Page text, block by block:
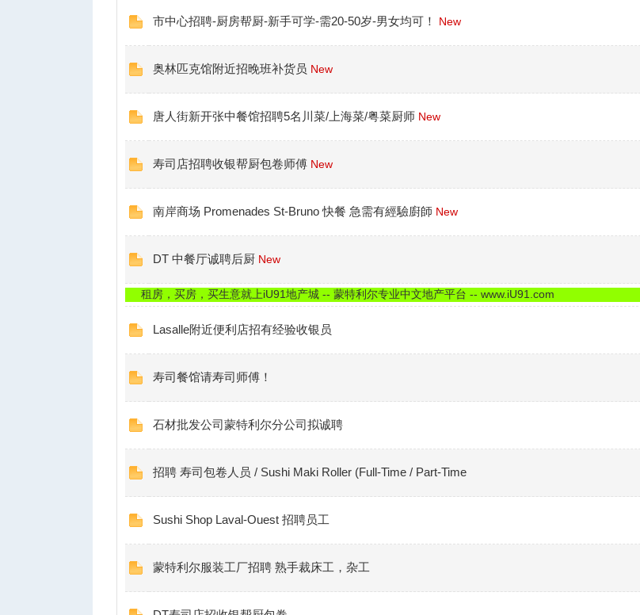
市中心招聘-厨房帮厨-新手可学-需20-50岁-男女均可！ New
奥林匹克馆附近招晚班补货员 New
唐人街新开张中餐馆招聘5名川菜/上海菜/粤菜厨师 New
寿司店招聘收银帮厨包卷师傅 New
南岸商场 Promenades St-Bruno 快餐 急需有經驗廚師 New
DT 中餐厅诚聘后厨 New
租房，买房，买生意就上iU91地产城 -- 蒙特利尔专业中文地产平台 -- www.iU91.com
Lasalle附近便利店招有经验收银员
寿司餐馆请寿司师傅！
石材批发公司蒙特利尔分公司拟诚聘
招聘 寿司包卷人员 / Sushi Maki Roller (Full-Time / Part-Time
Sushi Shop Laval-Ouest 招聘员工
蒙特利尔服装工厂招聘 熟手裁床工，杂工